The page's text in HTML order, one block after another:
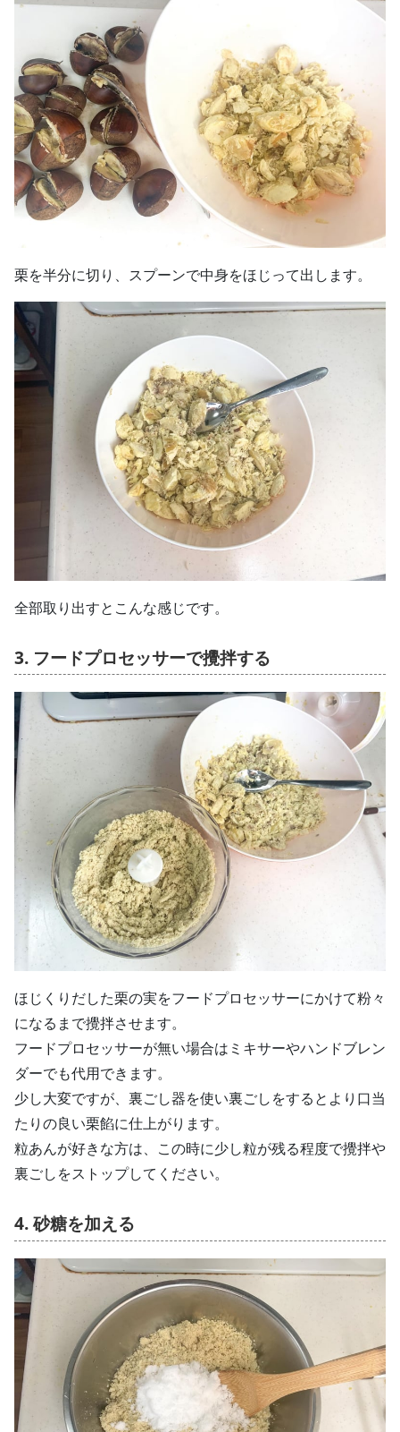
栗を半分に切り、スプーンで中身をほじって出します。
全部取り出すとこんな感じです。
3. フードプロセッサーで攪拌する
ほじくりだした栗の実をフードプロセッサーにかけて粉々
になるまで攪拌させます。
フードプロセッサーが無い場合はミキサーやハンドブレン
ダーでも代用できます。
少し大変ですが、裏ごし器を使い裏ごしをするとより口当
たりの良い栗餡に仕上がります。
粒あんが好きな方は、この時に少し粒が残る程度で攪拌や
裏ごしをストップしてください。
4. 砂糖を加える